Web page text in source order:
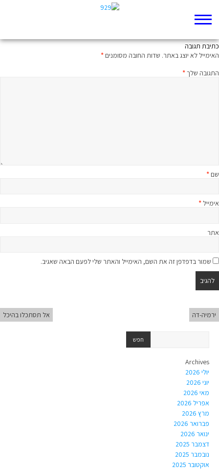
כתיבת תגובה
האימייל לא יוצג באתר. שדות החובה מסומנים*
התגובה שלך*
שם*
אימייל *
אתר
שמור בדפדפן זה את השם, האימייל והאתר שלי לפעם הבאה שאגיב.
ירמיה-דה אל תסתכלו בהיכל
Archives
יולי 2026
יוני 2026
מאי 2026
אפריל 2026
מרץ 2026
פברואר 2026
ינואר 2026
דצמבר 2025
נובמבר 2025
אוקטובר 2025